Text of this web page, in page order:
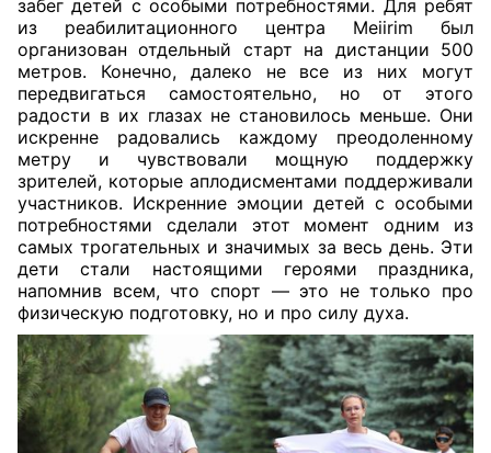
забег детей с особыми потребностями. Для ребят
из реабилитационного центра Meiirim был
организован отдельный старт на дистанции 500
метров. Конечно, далеко не все из них могут
передвигаться самостоятельно, но от этого
радости в их глазах не становилось меньше. Они
искренне радовались каждому преодоленному
метру и чувствовали мощную поддержку
зрителей, которые аплодисментами поддерживали
участников. Искренние эмоции детей с особыми
потребностями сделали этот момент одним из
самых трогательных и значимых за весь день. Эти
дети стали настоящими героями праздника,
напомнив всем, что спорт — это не только про
физическую подготовку, но и про силу духа.